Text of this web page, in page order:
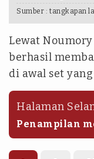
Sumber : tangkapan
Lewat
berhasil
di awal set
Halaman
Penampilan
Keita benar-
kewalahan